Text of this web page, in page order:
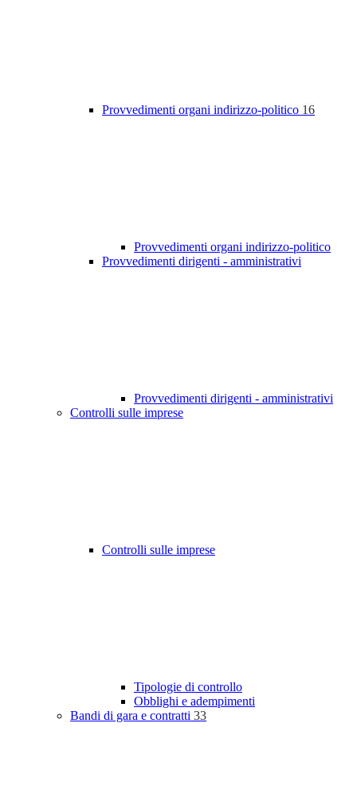
Provvedimenti organi indirizzo-politico 16
Provvedimenti organi indirizzo-politico
Provvedimenti dirigenti - amministrativi
Provvedimenti dirigenti - amministrativi
Controlli sulle imprese
Controlli sulle imprese
Tipologie di controllo
Obblighi e adempimenti
Bandi di gara e contratti 33